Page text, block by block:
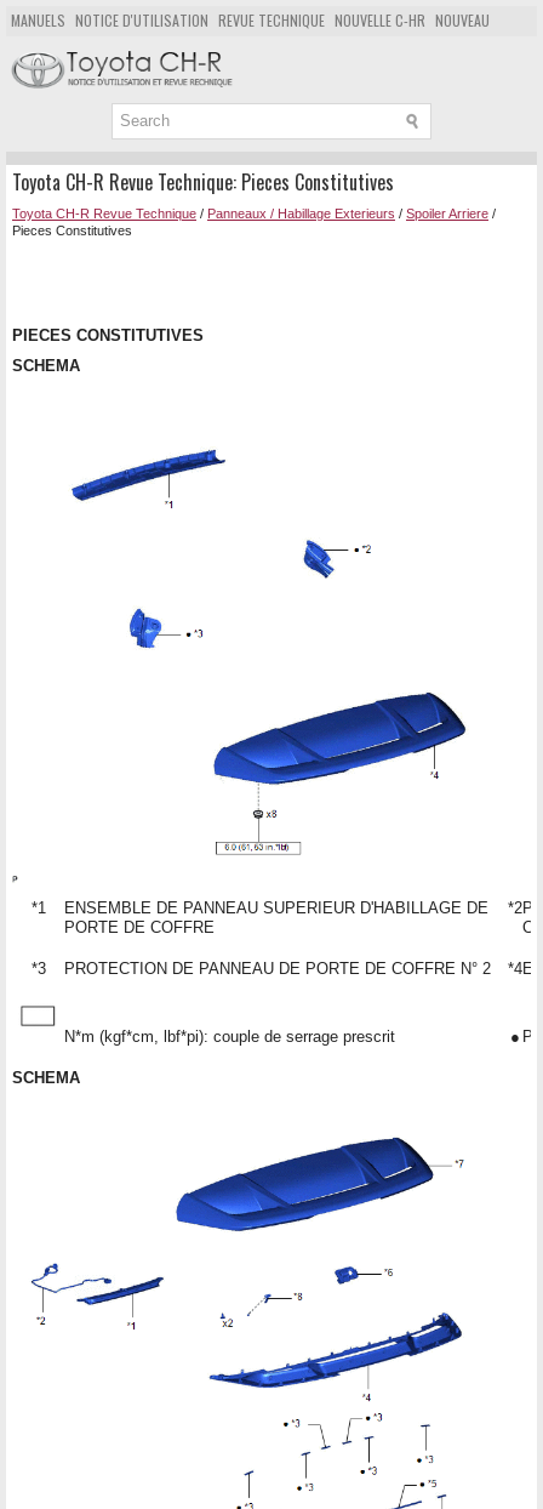
MANUELS NOTICE D'UTILISATION REVUE TECHNIQUE NOUVELLE C-HR NOUVEAU
POPULAIRE
PLAN DU SITE CHERCHER
Toyota CH-R Revue Technique: Pieces Constitutives
Toyota CH-R Revue Technique / Panneaux / Habillage Exterieurs / Spoiler Arriere /
Pieces Constitutives
PIECES CONSTITUTIVES
SCHEMA
*1
ENSEMBLE DE PANNEAU SUPERIEUR D'HABILLAGE DE
PORTE DE COFFRE
*2
*3 PROTECTION DE PANNEAU DE PORTE DE COFFRE N° 2 *4
N*m (kgf*cm, lbf*pi): couple de serrage prescrit ●
SCHEMA